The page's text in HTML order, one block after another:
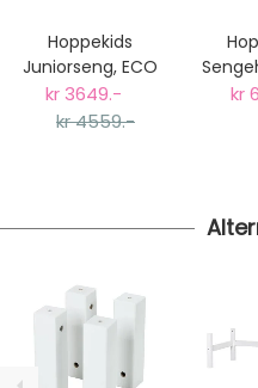
Gjennomsnittlig
dager fra bestilling til
Vi har fri retur ved bytte.
Hoppekids
Juniorseng, ECO
Luxury,
90x200cm
kr 3649.-
kr 4559.-
kr